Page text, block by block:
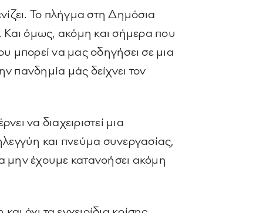
Το πλήγμα στη Δημόσια
Και όμως, ακόμη και σήμερα που
μπορεί να μας οδηγήσει σε μια
πανδημία μάς δείχνει τον
να διαχειριστεί μια
και πνεύμα συνεργασίας,
μην έχουμε κατανοήσει ακόμη